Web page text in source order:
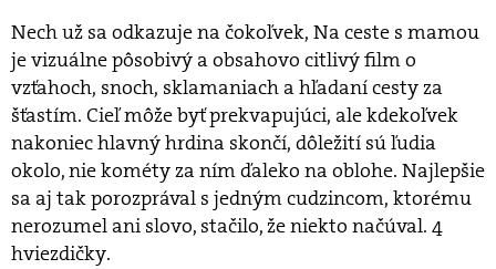
Nech už sa odkazuje na čokoľvek, Na ceste s mamou
je vizuálne pôsobivý a obsahovo citlivý film o
vzťahoch, snoch, sklamaniach a hľadaní cesty za
šťastím. Cieľ môže byť prekvapujúci, ale kdekoľvek
nakoniec hlavný hrdina skončí, dôležití sú ľudia
okolo, nie kométy za ním ďaleko na oblohe. Najlepšie
sa aj tak porozprával s jedným cudzincom, ktorému
nerozumel ani slovo, stačilo, že niekto načúval. 4
hviezdičky.